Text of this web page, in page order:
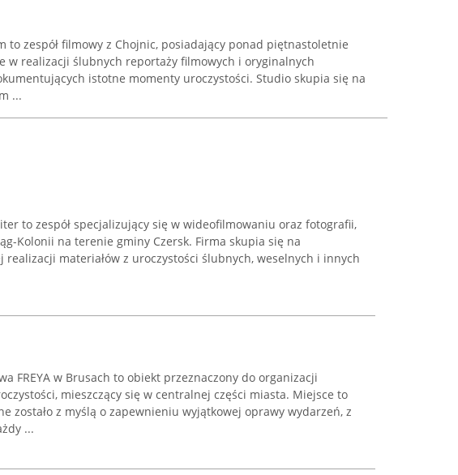
to zespół filmowy z Chojnic, posiadający ponad piętnastoletnie
w realizacji ślubnych reportaży filmowych i oryginalnych
istotne momenty uroczystości. Studio skupia się na
...
to zespół specjalizujący się w wideofilmowaniu oraz fotografii,
Kolonii na terenie gminy Czersk. Firma skupia się na
realizacji materiałów z uroczystości ślubnych, weselnych i innych
FREYA w Brusach to obiekt przeznaczony do organizacji
mieszczący się w centralnej części miasta. Miejsce to
zostało z myślą o zapewnieniu wyjątkowej oprawy wydarzeń, z
...